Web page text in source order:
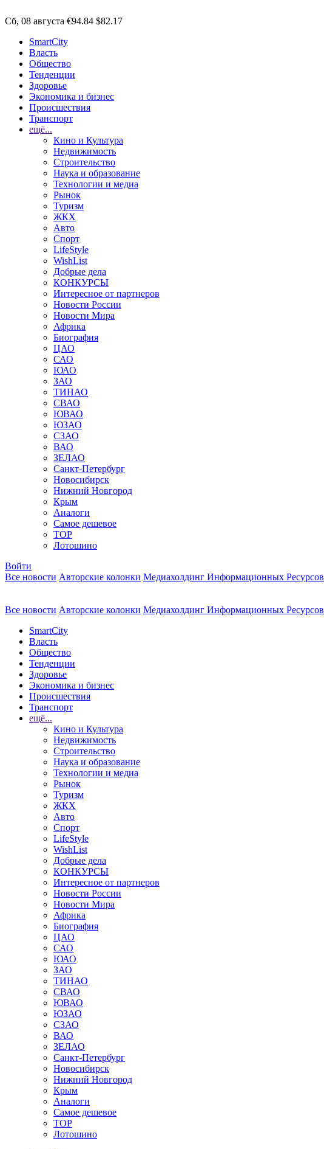
Сб, 08 августа €94.84 $82.17
SmartCity
Власть
Общество
Тенденции
Здоровье
Экономика и бизнес
Происшествия
Транспорт
ещё...
Кино и Культура
Недвижимость
Строительство
Наука и образование
Технологии и медиа
Рынок
Туризм
ЖКХ
Авто
Спорт
LifeStyle
WishList
Добрые дела
КОНКУРСЫ
Интересное от партнеров
Новости России
Новости Мира
Африка
Биография
ЦАО
САО
ЮАО
ЗАО
ТИНАО
СВАО
ЮВАО
ЮЗАО
СЗАО
ВАО
ЗЕЛАО
Санкт-Петербург
Новосибирск
Нижний Новгород
Крым
Аналоги
Самое дешевое
TOP
Лотошино
Войти
Все новости Авторские колонки Медиахолдинг Информационных Ресурсов
Все новости Авторские колонки Медиахолдинг Информационных Ресурсов
SmartCity
Власть
Общество
Тенденции
Здоровье
Экономика и бизнес
Происшествия
Транспорт
ещё...
Кино и Культура
Недвижимость
Строительство
Наука и образование
Технологии и медиа
Рынок
Туризм
ЖКХ
Авто
Спорт
LifeStyle
WishList
Добрые дела
КОНКУРСЫ
Интересное от партнеров
Новости России
Новости Мира
Африка
Биография
ЦАО
САО
ЮАО
ЗАО
ТИНАО
СВАО
ЮВАО
ЮЗАО
СЗАО
ВАО
ЗЕЛАО
Санкт-Петербург
Новосибирск
Нижний Новгород
Крым
Аналоги
Самое дешевое
TOP
Лотошино